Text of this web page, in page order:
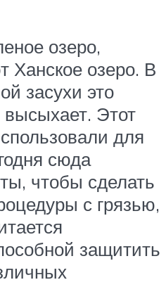
озеро,
Ханское озеро. В
засухи это
Этот
для
сюда
чтобы сделать
с грязью,
защитить